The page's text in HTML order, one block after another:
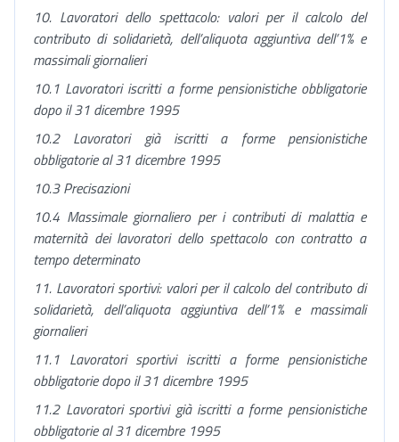
10. Lavoratori dello spettacolo: valori per il calcolo del
contributo di solidarietà, dell’aliquota aggiuntiva dell’1% e
massimali giornalieri
10.1 Lavoratori iscritti a forme pensionistiche obbligatorie
dopo il 31 dicembre 1995
10.2 Lavoratori già iscritti a forme pensionistiche
obbligatorie al 31 dicembre 1995
10.3 Precisazioni
10.4 Massimale giornaliero per i contributi di malattia e
maternità dei lavoratori dello spettacolo con contratto a
tempo determinato
11. Lavoratori sportivi: valori per il calcolo del contributo di
solidarietà, dell’aliquota aggiuntiva dell’1% e massimali
giornalieri
11.1 Lavoratori sportivi iscritti a forme pensionistiche
obbligatorie dopo il 31 dicembre 1995
11.2 Lavoratori sportivi già iscritti a forme pensionistiche
obbligatorie al 31 dicembre 1995